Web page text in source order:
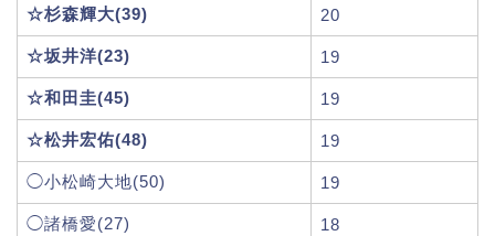
☆杉森輝大(39) 20
☆坂井洋(23) 19
☆和田圭(45) 19
☆松井宏佑(48) 19
◯小松崎大地(50) 19
◯諸橋愛(27) 18